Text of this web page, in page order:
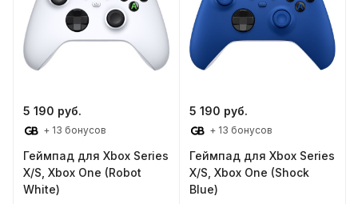
5 190 руб.
+ 13 бонусов
Геймпад для Xbox Series
X/S, Xbox One (Robot
White)
5 190 руб.
+ 13 бонусов
Геймпад для Xbox Series
X/S, Xbox One (Shock
Blue)